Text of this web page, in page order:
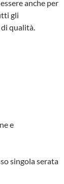
anche per
gli
qualità.
e
singola serata